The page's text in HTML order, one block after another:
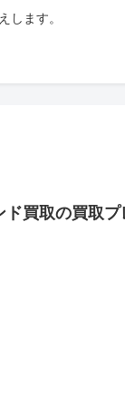
します。
ド買取の買取